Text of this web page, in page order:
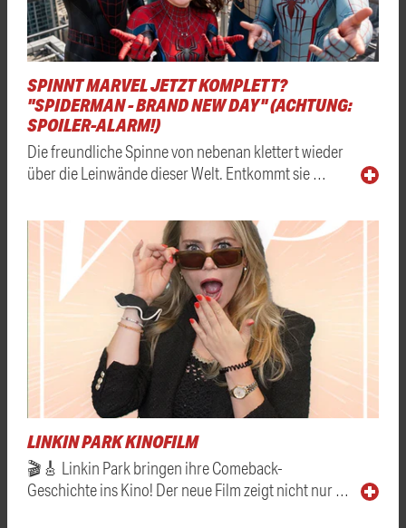
SPINNT MARVEL JETZT KOMPLETT?
"SPIDERMAN - BRAND NEW DAY" (ACHTUNG:
SPOILER-ALARM!)
Die freundliche Spinne von nebenan klettert wieder
über die Leinwände dieser Welt. Entkommt sie …
LINKIN PARK KINOFILM
🎬🎸 Linkin Park bringen ihre Comeback-
Geschichte ins Kino! Der neue Film zeigt nicht nur …